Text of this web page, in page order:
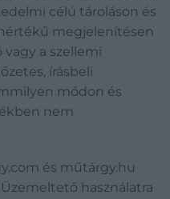
célú tároláson és
megjelenítésen
a szellemi
írásbeli
módon és
nem
és műtárgy.hu
használatra